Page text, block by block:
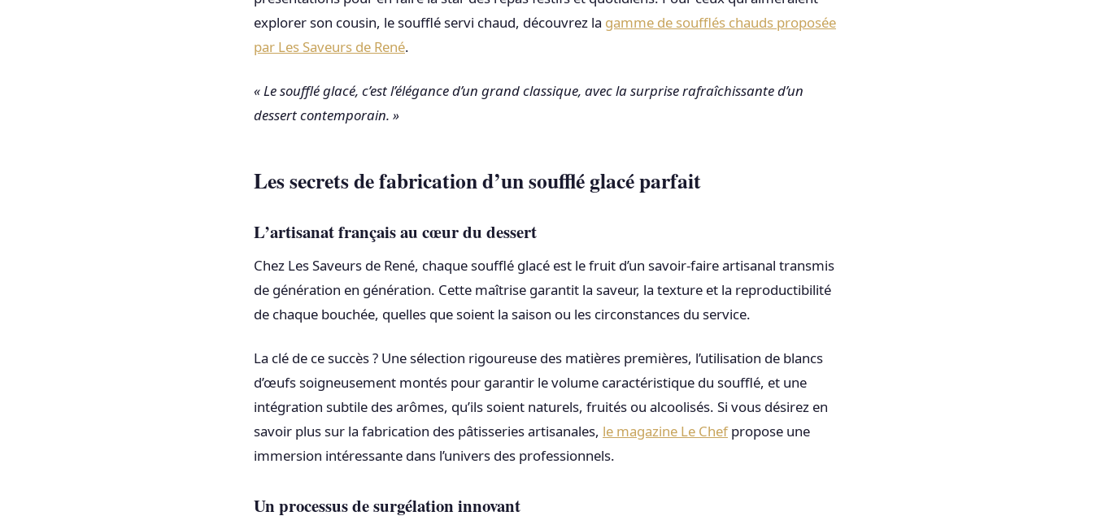
explorer son cousin, le soufflé servi chaud, découvrez la gamme de soufflés chauds proposée
par Les Saveurs de René.
« Le soufflé glacé, c’est l’élégance d’un grand classique, avec la surprise rafraîchissante d’un
dessert contemporain. »
Les secrets de fabrication d’un soufflé glacé parfait
L’artisanat français au cœur du dessert
Chez Les Saveurs de René, chaque soufflé glacé est le fruit d’un savoir-faire artisanal transmis
de génération en génération. Cette maîtrise garantit la saveur, la texture et la reproductibilité
de chaque bouchée, quelles que soient la saison ou les circonstances du service.
La clé de ce succès ? Une sélection rigoureuse des matières premières, l’utilisation de blancs
d’œufs soigneusement montés pour garantir le volume caractéristique du soufflé, et une
intégration subtile des arômes, qu’ils soient naturels, fruités ou alcoolisés. Si vous désirez en
savoir plus sur la fabrication des pâtisseries artisanales, le magazine Le Chefpropose une
immersion intéressante dans l’univers des professionnels.
Un processus de surgélation innovant